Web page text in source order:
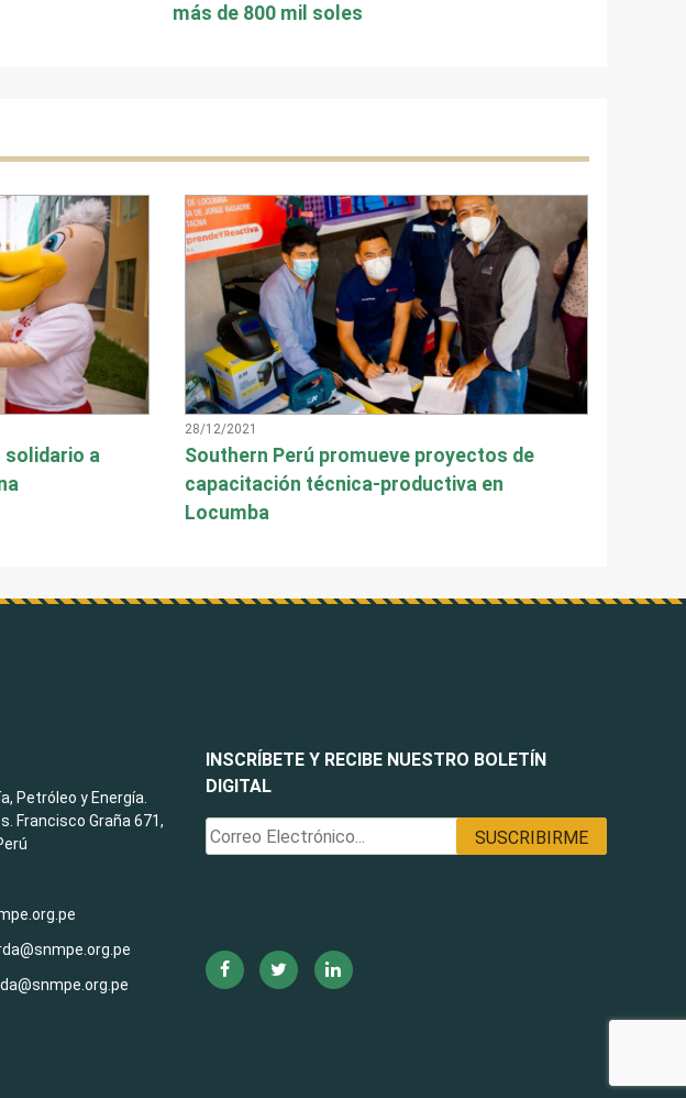
más de 800 mil soles
solidario a
28/12/2021
Southern Perú promueve proyectos de
capacitación técnica-productiva en
Locumba
INSCRÍBETE Y RECIBE NUESTRO BOLETÍN
DIGITAL
Petróleo y Energía.
Francisco Graña 671,